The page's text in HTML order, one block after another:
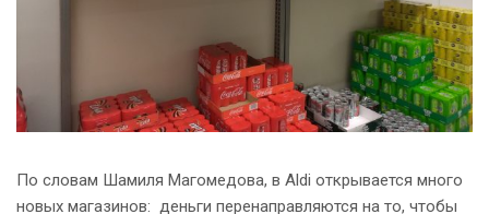
По словам Шамиля Магомедова, в Aldi открывается много
новых магазинов: деньги перенаправляются на то, чтобы